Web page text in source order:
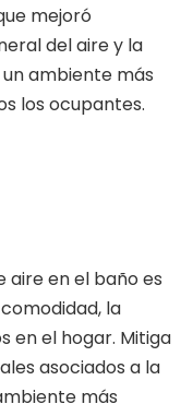
mejoró
del aire y la
ambiente más
los ocupantes.
aire en el baño es
la
en el hogar. Mitiga
asociados a la
más